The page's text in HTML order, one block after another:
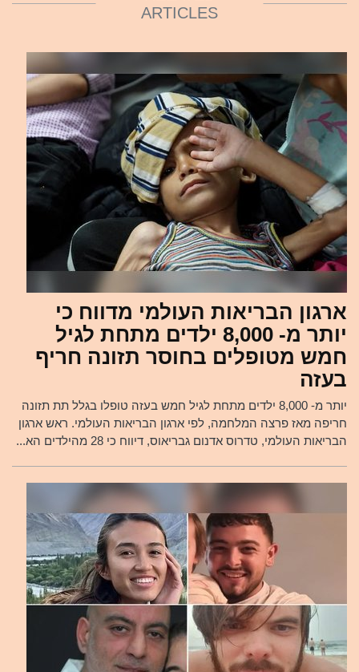
ARTICLES
ארגון הבריאות העולמי מדווח כי
יותר מ- 8,000 ילדים מתחת לגיל
חמש מטופלים בחוסר תזונה חריף
בעזה
יותר מ- 8,000 ילדים מתחת לגיל חמש בעזה טופלו בגלל תת תזונה
חריפה מאז פרצה המלחמה, לפי ארגון הבריאות העולמי. ראש ארגון
הבריאות העולמי, טדרוס אדנום גבריאוס, דיווח כי 28 מהילדים הא...